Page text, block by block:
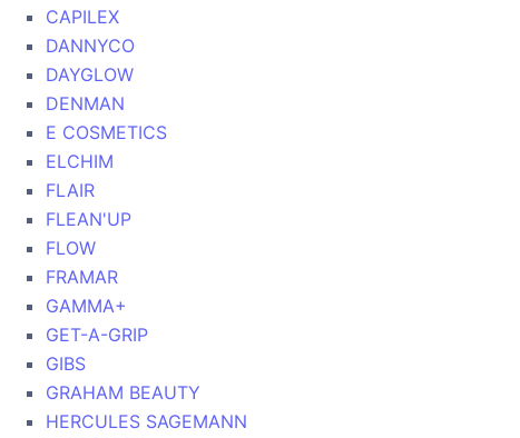
CAPILEX
DANNYCO
DAYGLOW
DENMAN
E COSMETICS
ELCHIM
FLAIR
FLEAN'UP
FLOW
FRAMAR
GAMMA+
GET-A-GRIP
GIBS
GRAHAM BEAUTY
HERCULES SAGEMANN